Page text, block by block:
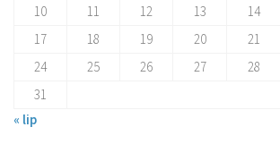
10
11 12 13 14
17
18 19 20 21
24
25 26 27 28
31
« lip